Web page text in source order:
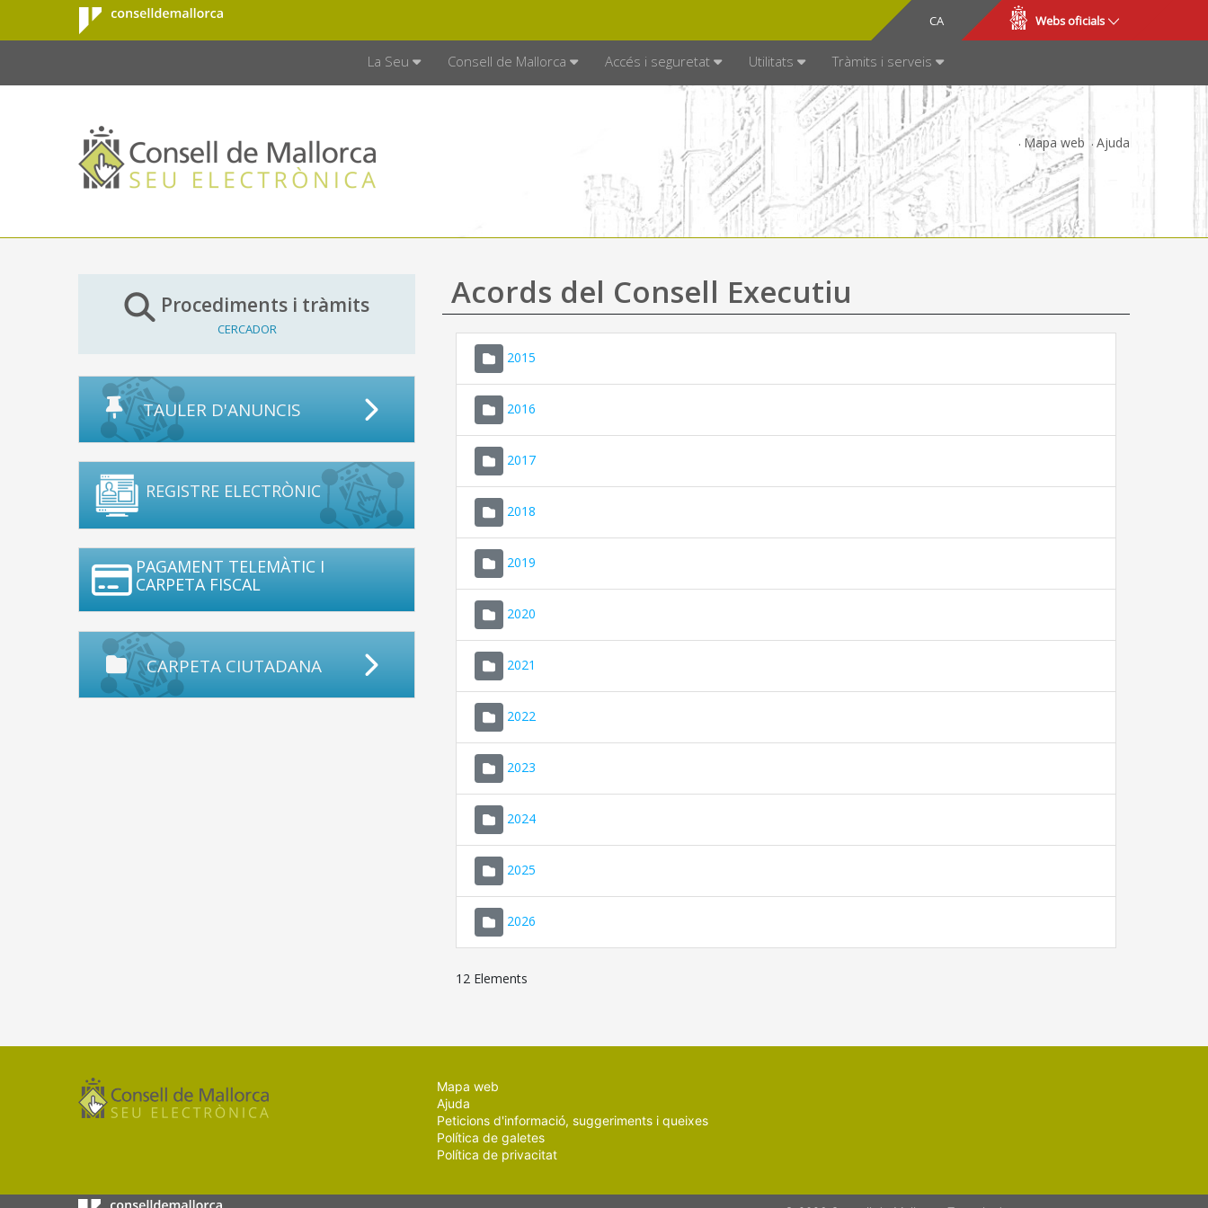
Salta al contingut principal
Consell de
Mallorca
CA
ES Webs oficials
La Seu Consell de Mallorca Accés i seguretat Utilitats Tràmits i serveis
Mapa web Ajuda
Procediments i tràmits
CERCADOR
TAULER D'ANUNCIS
REGISTRE ELECTRÒNIC
PAGAMENT TELEMÀTIC I
CARPETA FISCAL
CARPETA CIUTADANA
Acords del Consell Executiu
2015
2016
2017
2018
2019
2020
2021
2022
2023
2024
2025
2026
12 Elements
Mapa web
Ajuda
Peticions d'informació, suggeriments i queixes
Política de galetes
Política de privacitat